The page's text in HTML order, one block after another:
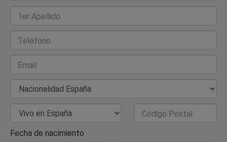
1er Apellido
Teléfono
Email
Nacionalidad
País de Residencia
Código Postal
Fecha de nacimiento